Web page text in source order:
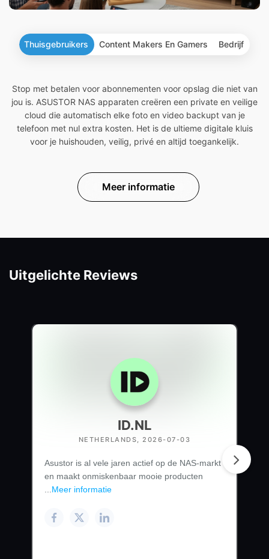
Thuisgebruikers Content Makers En Gamers Bedrijf
Stop met betalen voor abonnementen voor opslag die niet van
jou is. ASUSTOR NAS apparaten creëren een private en veilige
cloud die automatisch elke foto en video backupt van je
telefoon met nul extra kosten. Het is de ultieme digitale kluis
voor je huishouden, veilig, privé en altijd toegankelijk.
Meer informatie
Uitgelichte Reviews
ID.NL
NETHERLANDS, 2026-07-03
Asustor is al vele jaren actief op de NAS-markt
en maakt onmiskenbaar mooie producten
Meer informatie